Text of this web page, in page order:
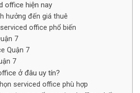
office hiện nay
hưởng đến giá thuê
office phổ biến
7
Quận 7
7
ở đâu uy tín?
serviced office phù hợp